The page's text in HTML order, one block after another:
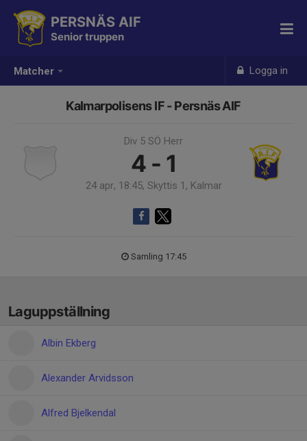
Matcher Logga in
PERSNÄS AIF
Senior truppen
Kalmarpolisens IF - Persnäs AIF
Div 5 SÖ Herr
4 - 1
24 apr, 18:45, Skyttis 1, Kalmar
Samling 17:45
Laguppställning
Albin Ekberg
Alexander Arvidsson
Alfred Bjelkendal